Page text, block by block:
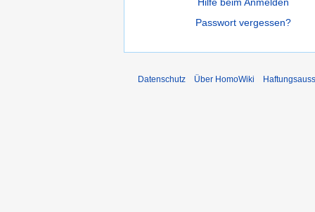
Hilfe beim Anmelden
Passwort vergessen?
Datenschutz Über HomoWiki